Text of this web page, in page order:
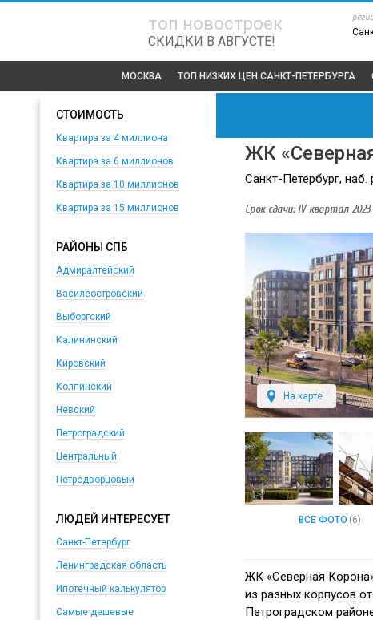
топ новостроек
СКИДКИ В АВГУСТЕ!
МОСКВА ТОП НИЗКИХ ЦЕН САНКТ-ПЕТЕРБУРГА
СТОИМОСТЬ
Квартира за 4 миллиона
Квартира за 6 миллионов
Квартира за 10 миллионов
Квартира за 15 миллионов
РАЙОНЫ СПБ
Адмиралтейский
Василеостровский
Выборгский
Калининский
Кировский
Колпинский
Невский
Петроградский
Центральный
Петродворцовый
ЛЮДЕЙ ИНТЕРЕСУЕТ
Санкт-Петербург
Ленинградская область
Ипотечный калькулятор
Самые дешевые
ЖК
Санкт-Петербург, наб.
Срок сдачи: IV квартал 2023
На карте
ВСЕ ФОТО (6)
ЖК «Северная
из разных корпусов
Петроградском